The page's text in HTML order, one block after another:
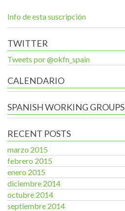
Info de esta suscripción
TWITTER
Tweets por @okfn_spain
CALENDARIO
SPANISH WORKING GROUPS
RECENT POSTS
marzo 2015
febrero 2015
enero 2015
diciembre 2014
octubre 2014
septiembre 2014